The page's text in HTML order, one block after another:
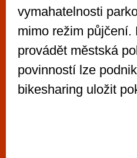
vymahatelnosti
mimo režim
provádět městská
povinností lze
bikesharing uložit